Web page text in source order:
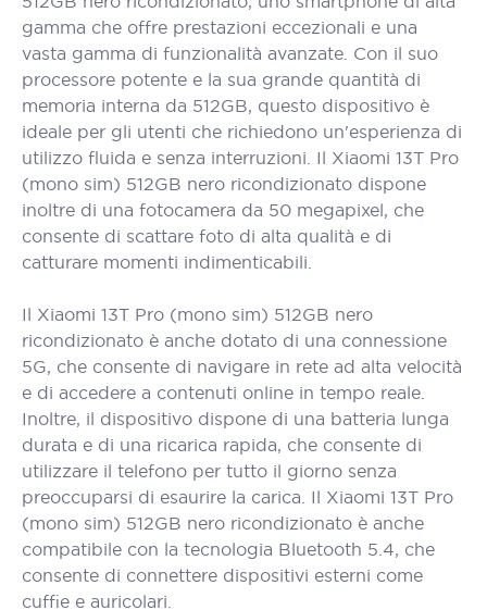
gamma che offre prestazioni eccezionali e una
vasta gamma di funzionalità avanzate. Con il suo
processore potente e la sua grande quantità di
memoria interna da 512GB, questo dispositivo è
ideale per gli utenti che richiedono un'esperienza di
utilizzo fluida e senza interruzioni. Il Xiaomi 13T Pro
(mono sim) 512GB nero ricondizionato dispone
inoltre di una fotocamera da 50 megapixel, che
consente di scattare foto di alta qualità e di
catturare momenti indimenticabili.
Il Xiaomi 13T Pro (mono sim) 512GB nero
ricondizionato è anche dotato di una connessione
5G, che consente di navigare in rete ad alta velocità
e di accedere a contenuti online in tempo reale.
Inoltre, il dispositivo dispone di una batteria lunga
durata e di una ricarica rapida, che consente di
utilizzare il telefono per tutto il giorno senza
preoccuparsi di esaurire la carica. Il Xiaomi 13T Pro
(mono sim) 512GB nero ricondizionato è anche
compatibile con la tecnologia Bluetooth 5.4, che
consente di connettere dispositivi esterni come
cuffie e auricolari.